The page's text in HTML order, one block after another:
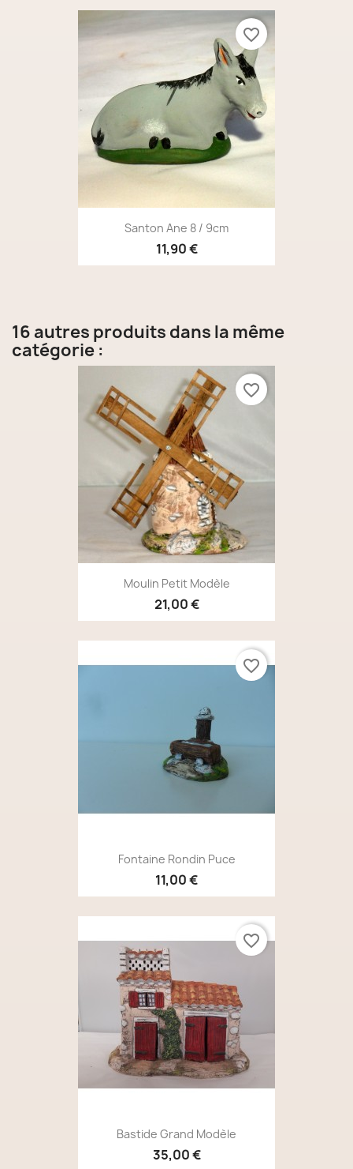
Santon Ane 8 / 9cm
11,90 €
favorite_border
16 autres produits dans la même
catégorie :
Moulin Petit Modèle
21,00 €
favorite_border
Fontaine Rondin Puce
11,00 €
favorite_border
Bastide Grand Modèle
35,00 €
favorite_border